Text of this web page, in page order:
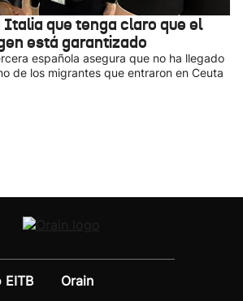
Italia que tenga claro que el
está garantizado
española asegura que no ha llegado
de los migrantes que entraron en Ceuta
EITB
Orain